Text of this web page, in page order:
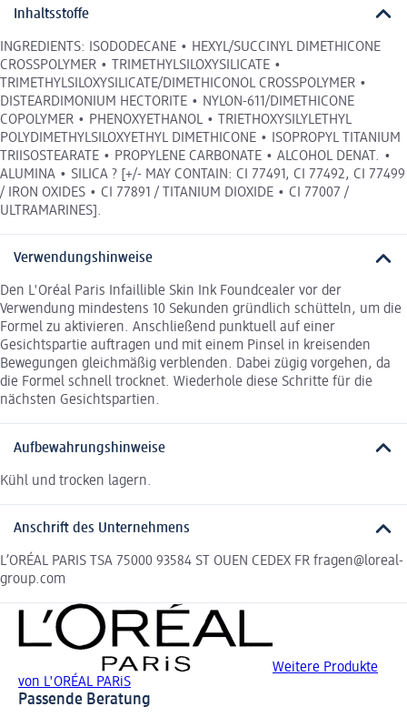
Inhaltsstoffe
INGREDIENTS: ISODODECANE • HEXYL/SUCCINYL DIMETHICONE
CROSSPOLYMER • TRIMETHYLSILOXYSILICATE •
TRIMETHYLSILOXYSILICATE/DIMETHICONOL CROSSPOLYMER •
DISTEARDIMONIUM HECTORITE • NYLON-611/DIMETHICONE
COPOLYMER • PHENOXYETHANOL • TRIETHOXYSILYLETHYL
POLYDIMETHYLSILOXYETHYL DIMETHICONE • ISOPROPYL TITANIUM
TRIISOSTEARATE • PROPYLENE CARBONATE • ALCOHOL DENAT. •
ALUMINA • SILICA ? [+/- MAY CONTAIN: CI 77491, CI 77492, CI 77499
/ IRON OXIDES • CI 77891 / TITANIUM DIOXIDE • CI 77007 /
ULTRAMARINES].
Verwendungshinweise
Den L'Oréal Paris Infaillible Skin Ink Foundcealer vor der
Verwendung mindestens 10 Sekunden gründlich schütteln, um die
Formel zu aktivieren. Anschließend punktuell auf einer
Gesichtspartie auftragen und mit einem Pinsel in kreisenden
Bewegungen gleichmäßig verblenden. Dabei zügig vorgehen, da
die Formel schnell trocknet. Wiederhole diese Schritte für die
nächsten Gesichtspartien.
Aufbewahrungshinweise
Kühl und trocken lagern.
Anschrift des Unternehmens
L’ORÉAL PARIS TSA 75000 93584 ST OUEN CEDEX FR fragen@loreal-
group.com
Weitere Produkte
von L'ORÉAL PARiS
Passende Beratung